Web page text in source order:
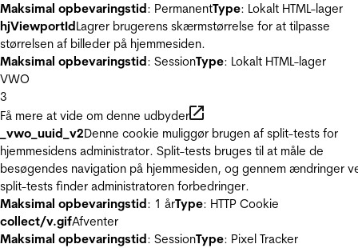
Maksimal opbevaringstid: PermanentType: Lokalt HTML-lager
hjViewportIdLagrer brugerens skærmstørrelse for at tilpasse
størrelsen af billeder på hjemmesiden.
Maksimal opbevaringstid: SessionType: Lokalt HTML-lager
VWO
3
Få mere at vide om denne udbyder
_vwo_uuid_v2Denne cookie muliggør brugen af split-tests for
hjemmesidens administrator. Split-tests bruges til at måle de
besøgendes navigation på hjemmesiden, og gennem ændringer
split-tests finder administratoren forbedringer.
Maksimal opbevaringstid: 1 årType: HTTP Cookie
collect/v.gifAfventer
Maksimal opbevaringstid: SessionType: Pixel Tracker